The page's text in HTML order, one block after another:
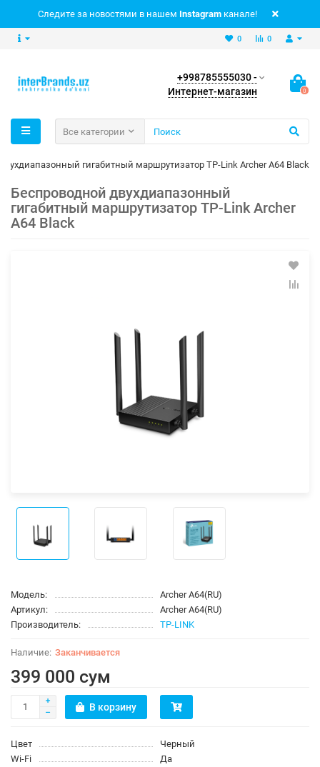
Следите за новостями в нашем Instagram канале!
0
0
+998785555030 -
Интернет-магазин
0
Все категории
гигабитный маршрутизатор TP-Link Archer A64 Black
Беспроводной двухдиапазонный
гигабитный маршрутизатор TP-Link Archer
A64 Black
Модель:
Archer A64(RU)
Артикул:
Archer A64(RU)
Производитель:
TP-LINK
Заканчивается
399 000 сум
В корзину
Цвет
Черный
Wi-Fi
Да